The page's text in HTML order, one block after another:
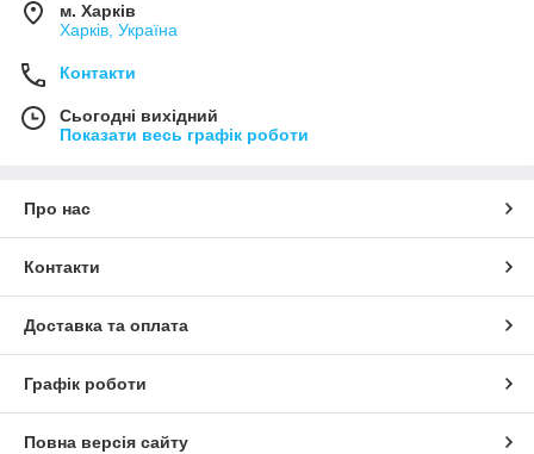
м. Харків
Харків, Україна
Контакти
Сьогодні вихідний
Показати весь графік роботи
Про нас
Контакти
Доставка та оплата
Графік роботи
Повна версія сайту